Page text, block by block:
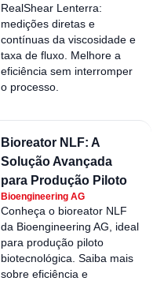
RealShear Lenterra:
medições diretas e
contínuas da viscosidade e
taxa de fluxo. Melhore a
eficiência sem interromper
o processo.
Bioreator NLF: A
Solução Avançada
para Produção Piloto
Bioengineering AG
Conheça o bioreator NLF
da Bioengineering AG, ideal
para produção piloto
biotecnológica. Saiba mais
sobre eficiência e